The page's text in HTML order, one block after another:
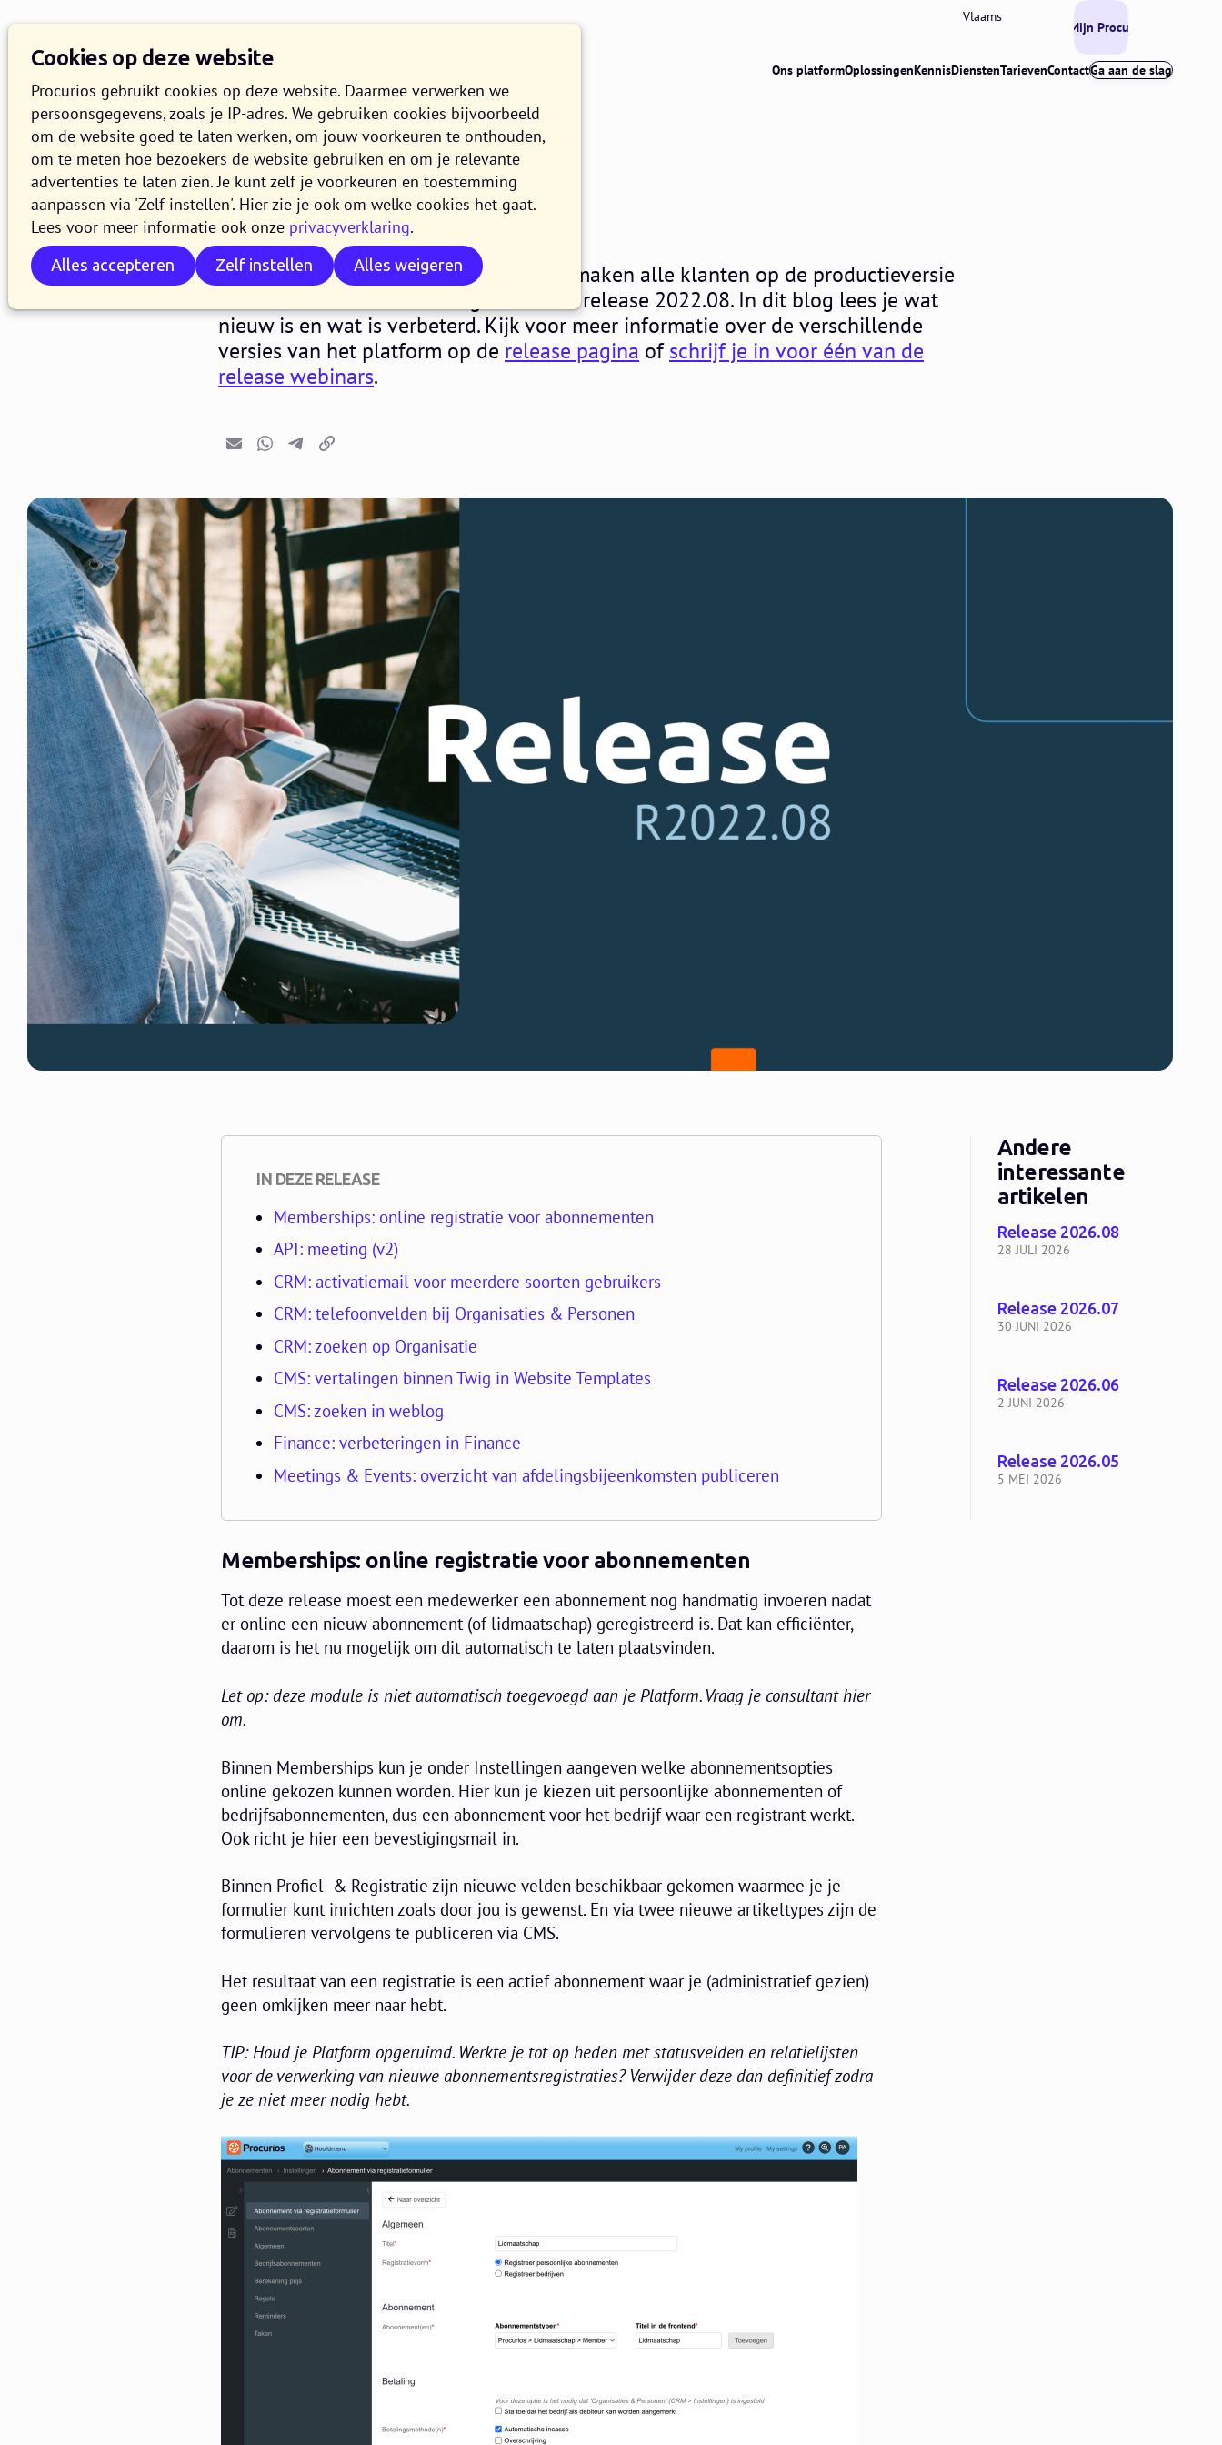
Cookies op deze website
Procurios gebruikt cookies op deze website. Daarmee verwerken we
persoonsgegevens, zoals je IP-adres. We gebruiken cookies bijvoorbeeld
om de website goed te laten werken, om jouw voorkeuren te onthouden,
om te meten hoe bezoekers de website gebruiken en om je relevante
advertenties te laten zien. Je kunt zelf je voorkeuren en toestemming
aanpassen via 'Zelf instellen'. Hier zie je ook om welke cookies het gaat.
Lees voor meer informatie ook onze privacyverklaring.
Alles accepteren Zelf instellen Alles weigeren
Ons platformOplossingenKennisDienstenTarievenContactGa aan de slag
Vlaams
Mijn Procurios
Release 2022.08
18 JULI 2022 5 MINUTEN LEZEN
In de loop van woensdag 20 juli 2022 maken alle klanten op de productieversie
van het Procurios Platform gebruik van release 2022.08. In dit blog lees je wat
nieuw is en wat is verbeterd. Kijk voor meer informatie over de verschillende
versies van het platform op de release pagina ofschrijf je in voor één van de
release webinars.
E-mailWhatsapp
TelegramKopieer link
IN DEZE RELEASE
Memberships: online registratie voor abonnementen
API: meeting (v2)
CRM: activatiemail voor meerdere soorten gebruikers
CRM: telefoonvelden bij Organisaties & Personen
CRM: zoeken op Organisatie
CMS: vertalingen binnen Twig in Website Templates
CMS: zoeken in weblog
Finance: verbeteringen in Finance
Meetings & Events: overzicht van afdelingsbijeenkomsten publiceren
Memberships: online registratie voor abonnementen
Tot deze release moest een medewerker een abonnement nog handmatig invoeren nadat
er online een nieuw abonnement (of lidmaatschap) geregistreerd is. Dat kan efficiënter,
daarom is het nu mogelijk om dit automatisch te laten plaatsvinden.
Let op: deze module is niet automatisch toegevoegd aan je Platform. Vraag je consultant hier
om.
Binnen Memberships kun je onder Instellingen aangeven welke abonnementsopties
online gekozen kunnen worden. Hier kun je kiezen uit persoonlijke abonnementen of
bedrijfsabonnementen, dus een abonnement voor het bedrijf waar een registrant werkt.
Ook richt je hier een bevestigingsmail in.
Binnen Profiel- & Registratie zijn nieuwe velden beschikbaar gekomen waarmee je je
formulier kunt inrichten zoals door jou is gewenst. En via twee nieuwe artikeltypes zijn de
formulieren vervolgens te publiceren via CMS.
Het resultaat van een registratie is een actief abonnement waar je (administratief gezien)
geen omkijken meer naar hebt.
TIP: Houd je Platform opgeruimd. Werkte je tot op heden met statusvelden en relatielijsten
voor de verwerking van nieuwe abonnementsregistraties? Verwijder deze dan definitief zodra
je ze niet meer nodig hebt.
Andere
interessante
artikelen
28 JULI 2026
Release 2026.08
30 JUNI 2026
Release 2026.07
2 JUNI 2026
Release 2026.06
5 MEI 2026
Release 2026.05